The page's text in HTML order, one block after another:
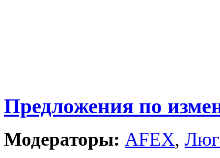
Предложения по
Модераторы: AFEX,